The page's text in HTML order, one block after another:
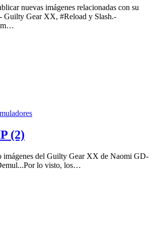
nuevas imágenes relacionadas con su
Guilty Gear XX, #Reload y Slash.-
(2)
imágenes del Guilty Gear XX de Naomi GD-
lo visto, los…